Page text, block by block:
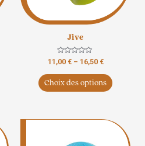
Jive
Note
0
sur
5
11,00 €– 16,50 €
Choix des options
peuvent
Ce
produit